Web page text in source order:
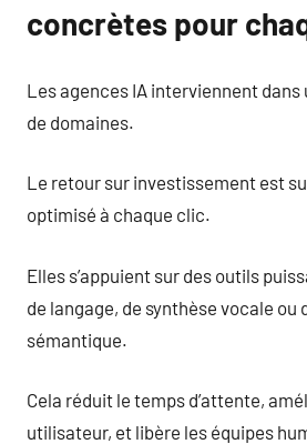
concrètes pour
Les agences IA interviennent
de domaines.
Le retour sur investissement est
optimisé à chaque clic.
Elles s’appuient sur des outils
de langage, de synthèse vocale ou
sémantique.
Cela réduit le temps d’attente,
utilisateur, et libère les équipes